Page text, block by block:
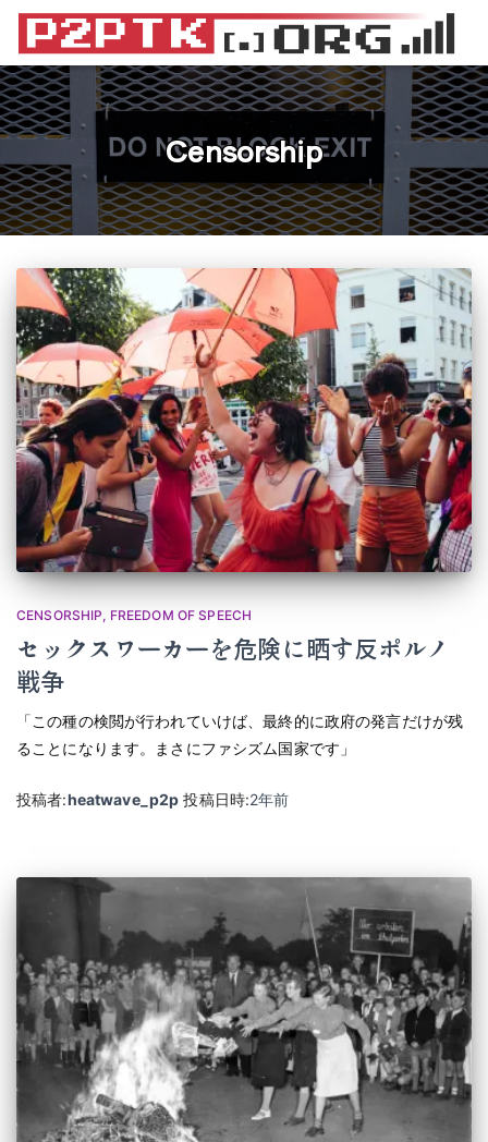
Censorship
CENSORSHIP FREEDOM OF SPEECH
セックスワーカーを危険に晒す反ポルノ
戦争
「この種の検閲が行われていけば、最終的に政府の発言だけが残
ることになります。まさにファシズム国家です」
投稿者:heatwave_p2p 投稿日時:2年前